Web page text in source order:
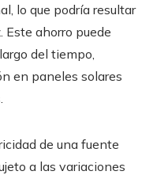
lo que podría resultar
Este ahorro puede
del tiempo,
en paneles solares
de una fuente
a las variaciones